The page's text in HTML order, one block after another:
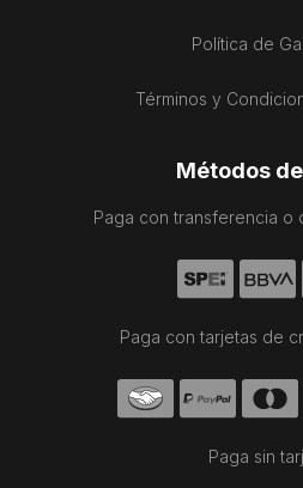
Política de
Términos y
Métodos
Paga con transferencia o
Paga con tarjetas de
Paga sin